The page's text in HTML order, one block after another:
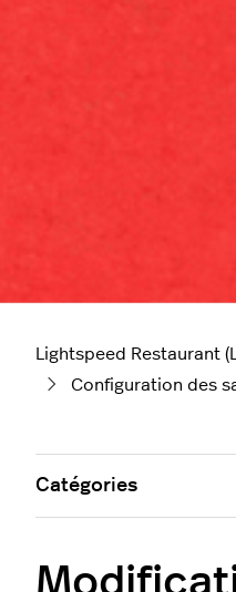
Lightspeed Restaurant
Configuration des
Catégories